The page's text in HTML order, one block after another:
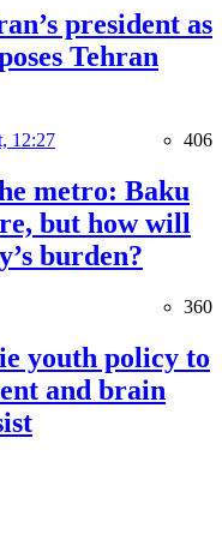
president as
Tehran
12:27 406
metro: Baku
but how will
burden?
360
youth policy to
and brain